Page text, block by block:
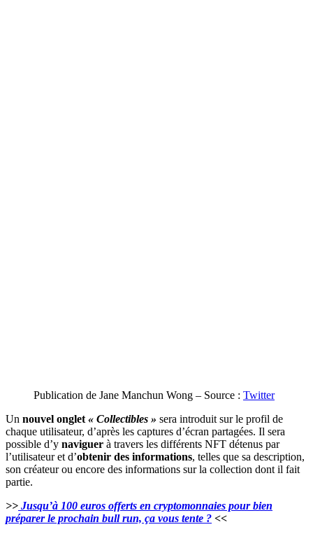
Publication de Jane Manchun Wong – Source : Twitter
Un nouvel onglet « Collectibles » sera introduit sur le profil de
chaque utilisateur, d’après les captures d’écran partagées. Il sera
possible d’y naviguer à travers les différents NFT détenus par
l’utilisateur et d’obtenir des informations, telles que sa description,
son créateur ou encore des informations sur la collection dont il fait
partie.
>> Jusqu’à 100 euros offerts en cryptomonnaies pour bien
préparer le prochain bull run, ça vous tente ? <<